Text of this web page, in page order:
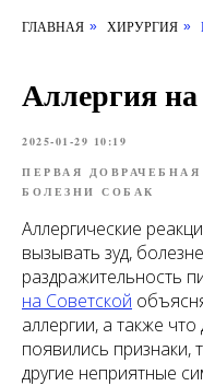
ГЛАВНАЯ » ХИРУРГИЯ »
Аллергия
2025-01-29 10:19
ПЕРВАЯ
БОЛЕЗНИ СОБАК
Аллергические
вызывать зуд,
раздражительность
на Советской
аллергии, а также
появились признаки,
другие неприятные